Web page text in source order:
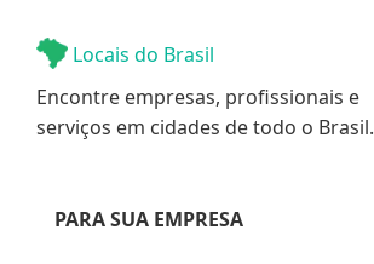
Locais do Brasil
Encontre empresas, profissionais e
serviços em cidades de todo o Brasil.
PARA SUA EMPRESA